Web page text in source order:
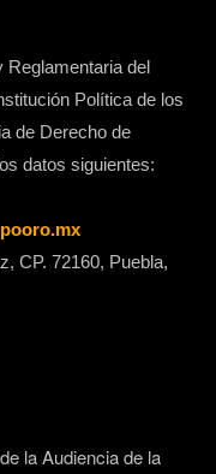
Reglamentaria del
Política de los
de Derecho de
datos siguientes:
CP. 72160, Puebla,
la Audiencia de la